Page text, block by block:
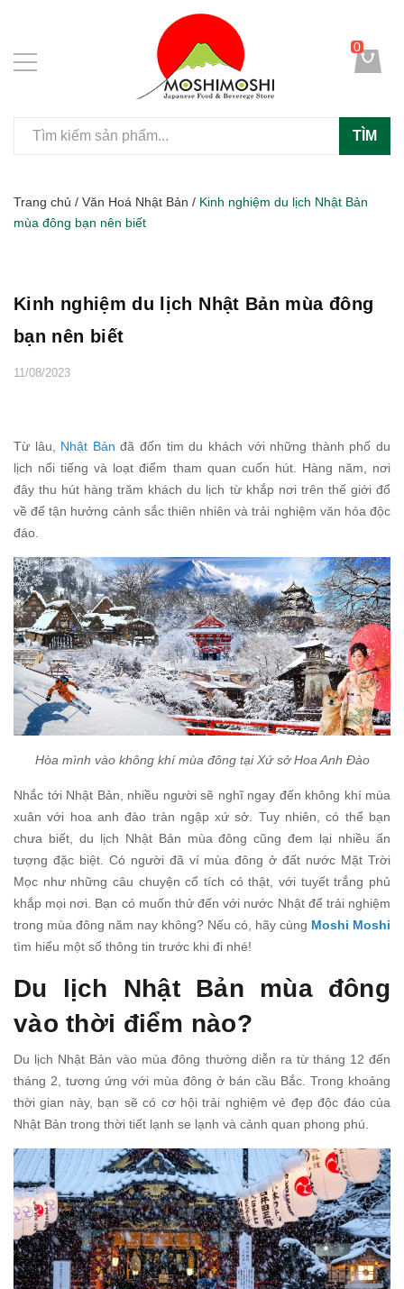
TÌM
0
Trang chủ / Văn Hoá Nhật Bản / Kinh nghiệm du lịch Nhật Bản
mùa đông bạn nên biết
Kinh nghiệm du lịch Nhật Bản mùa đông
bạn nên biết
11/08/2023
Từ lâu, Nhật Bản đã đốn tim du khách với những thành phố du
lịch nổi tiếng và loạt điểm tham quan cuốn hút. Hàng năm, nơi
đây thu hút hàng trăm khách du lịch từ khắp nơi trên thế giới đổ
về để tận hưởng cảnh sắc thiên nhiên và trải nghiệm văn hóa độc
đáo.
Hòa mình vào không khí mùa đông tại Xứ sở Hoa Anh Đào
Nhắc tới Nhật Bản, nhiều người sẽ nghĩ ngay đến không khí mùa
xuân với hoa anh đào tràn ngập xứ sở. Tuy nhiên, có thể bạn
chưa biết, du lịch Nhật Bản mùa đông cũng đem lại nhiều ấn
tượng đặc biệt. Có người đã ví mùa đông ở đất nước Mặt Trời
Mọc như những câu chuyện cổ tích có thật, với tuyết trắng phủ
khắp mọi nơi. Bạn có muốn thử đến với nước Nhật để trải nghiệm
trong mùa đông năm nay không? Nếu có, hãy cùng Moshi Moshi
tìm hiểu một số thông tin trước khi đi nhé!
Du lịch Nhật Bản mùa đông
vào thời điểm nào?
Du lịch Nhật Bản vào mùa đông thường diễn ra từ tháng 12 đến
tháng 2, tương ứng với mùa đông ở bán cầu Bắc. Trong khoảng
thời gian này, bạn sẽ có cơ hội trải nghiệm vẻ đẹp độc đáo của
Nhật Bản trong thời tiết lạnh se lạnh và cảnh quan phong phú.